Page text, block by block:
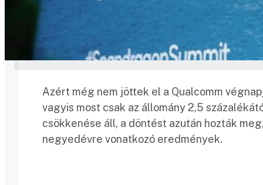
Azért még nem jöttek el a Qualcomm
vagyis most csak az állomány 2,5
csökkenése áll, a döntést azután hozták
negyedévre vonatkozó eredmények.